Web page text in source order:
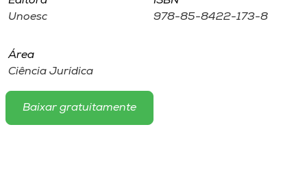
A+
A-
Unoesc
978-85-8422-173-8
Área
Ciência Jurídica
Baixar gratuitamente